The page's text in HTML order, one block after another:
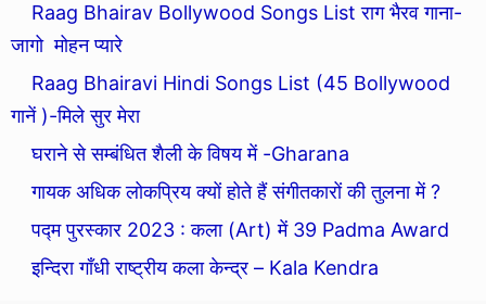
Raag Bhairav Bollywood Songs List राग भैरव गाना-
जागो मोहन प्यारे
Raag Bhairavi Hindi Songs List (45 Bollywood
गानें )-मिले सुर मेरा
घराने से सम्बंधित शैली के विषय में -Gharana
गायक अधिक लोकप्रिय क्यों होते हैं संगीतकारों की तुलना में ?
पद्म पुरस्कार 2023 : कला (Art) में 39 Padma Award
इन्दिरा गाँधी राष्ट्रीय कला केन्द्र – Kala Kendra